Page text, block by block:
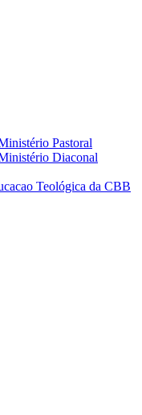
Pastoral
Diaconal
Teológica da CBB